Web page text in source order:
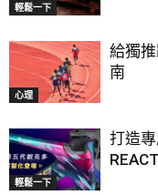
輕鬆一下
心理
給獨
南
輕鬆一下
打造